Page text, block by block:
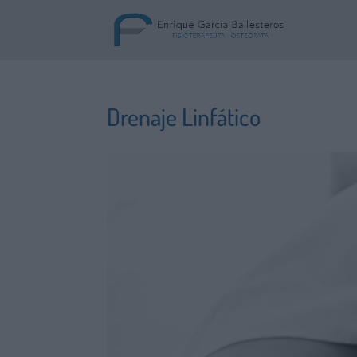
Drenaje Linfático